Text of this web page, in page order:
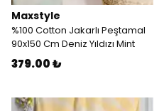
Maxstyle
%100 Cotton Jakarlı Peştamal
90x150 Cm Deniz Yıldızı Mint
379.00 ₺